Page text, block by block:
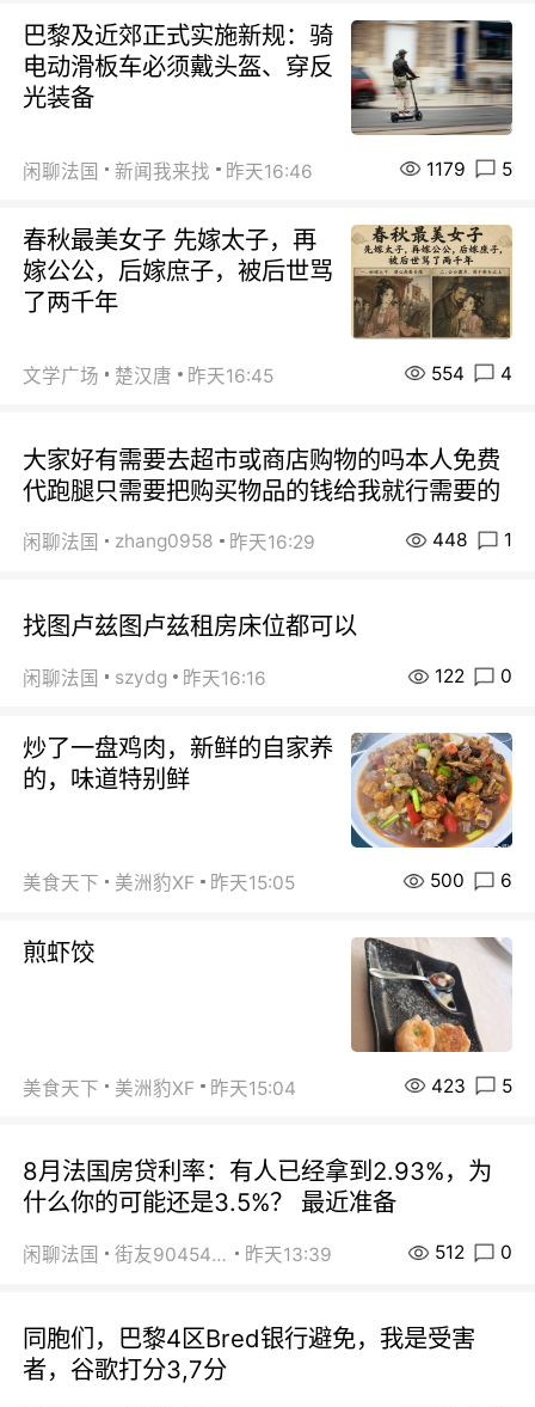
巴黎及近郊正式实施新规：骑
电动滑板车必须戴头盔、穿反
光装备
闲聊法国 新闻我来找 昨天16:46 1179 5
春秋最美女子 先嫁太子，再
嫁公公，后嫁庶子，被后世骂
了两千年
文学广场 楚汉唐 昨天16:45 554 4
大家好有需要去超市或商店购物的吗本人免费
代跑腿只需要把购买物品的钱给我就行需要的
闲聊法国 zhang0958 昨天16:29 448 1
找图卢兹图卢兹租房床位都可以
闲聊法国 szydg 昨天16:16 122 0
炒了一盘鸡肉，新鲜的自家养
的，味道特别鲜
美食天下 美洲豹XF 昨天15:05 500 6
煎虾饺
美食天下 美洲豹XF 昨天15:04 423 5
8月法国房贷利率：有人已经拿到2.93%，为
什么你的可能还是3.5%？ 最近准备
闲聊法国 街友90454511 昨天13:39 512 0
同胞们，巴黎4区Bred银行避免，我是受害
者，谷歌打分3,7分